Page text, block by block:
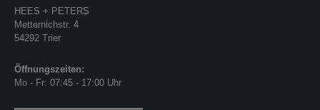
HEES + PETERS
Metternichstr. 4
54292 Trier
Öffnungszeiten:
Mo - Fr: 07:45 - 17:00 Uhr